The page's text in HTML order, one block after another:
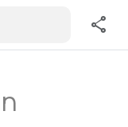
share